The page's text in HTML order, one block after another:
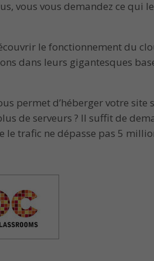
vous vous demandez ce
le fonctionnement du
dans leurs gigantesques
permet d’héberger votre
de serveurs ? Il suffit de
trafic ne dépasse pas 5